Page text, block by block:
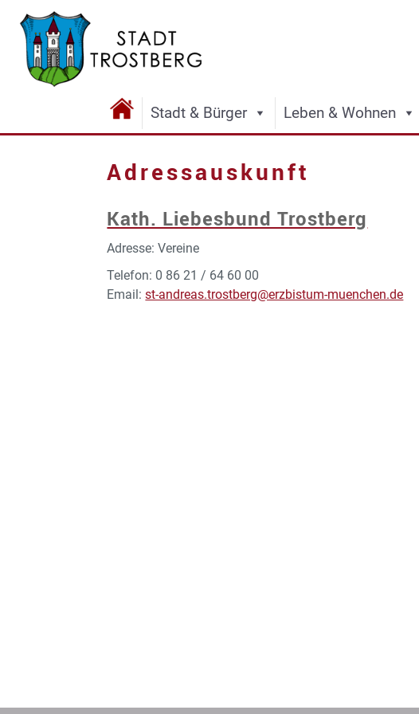
Stadt & Bürger Leben & Wohnen
Adressauskunft
Kath. Liebesbund Trostberg
Adresse: Vereine
Telefon: 0 86 21 / 64 60 00
Email:st-andreas.trostberg@erzbistum-muenchen.de